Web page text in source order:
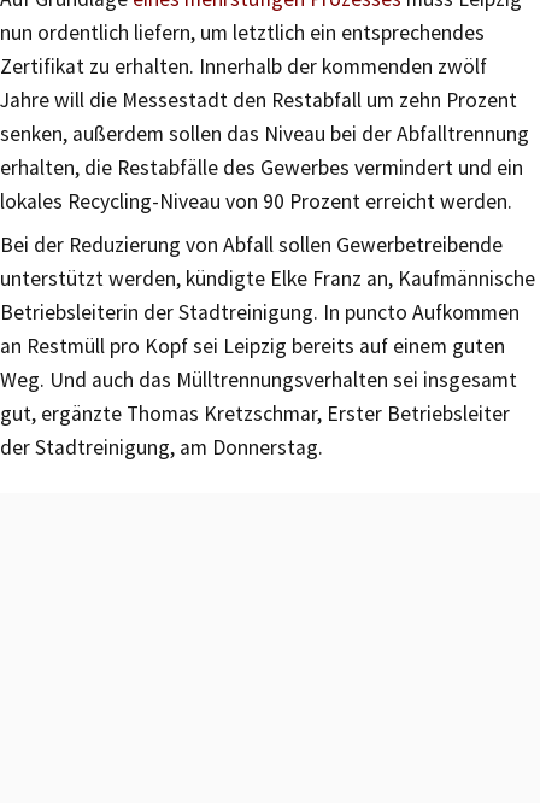
nun ordentlich liefern, um letztlich ein entsprechendes
Zertifikat zu erhalten. Innerhalb der kommenden zwölf
Jahre will die Messestadt den Restabfall um zehn Prozent
senken, außerdem sollen das Niveau bei der Abfalltrennung
erhalten, die Restabfälle des Gewerbes vermindert und ein
lokales Recycling-Niveau von 90 Prozent erreicht werden.
Bei der Reduzierung von Abfall sollen Gewerbetreibende
unterstützt werden, kündigte Elke Franz an, Kaufmännische
Betriebsleiterin der Stadtreinigung. In puncto Aufkommen
an Restmüll pro Kopf sei Leipzig bereits auf einem guten
Weg. Und auch das Mülltrennungsverhalten sei insgesamt
gut, ergänzte Thomas Kretzschmar, Erster Betriebsleiter
der Stadtreinigung, am Donnerstag.